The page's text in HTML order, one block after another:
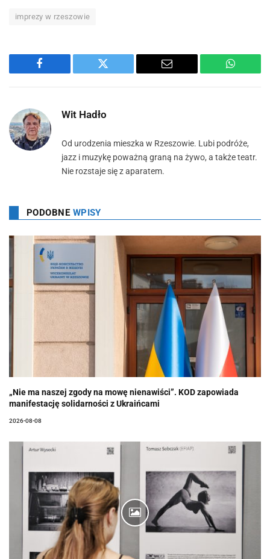
imprezy w rzeszowie
Facebook Twitter Email
Wit Hadło
Od urodzenia mieszka w Rzeszowie. Lubi podróże,
jazz i muzykę poważną graną na żywo, a także teatr.
Nie rozstaje się z aparatem.
PODOBNE WPISY
„Nie ma naszej zgody na mowę nienawiści”. KOD zapowiada
manifestację solidarności z Ukraińcami
2026-08-08